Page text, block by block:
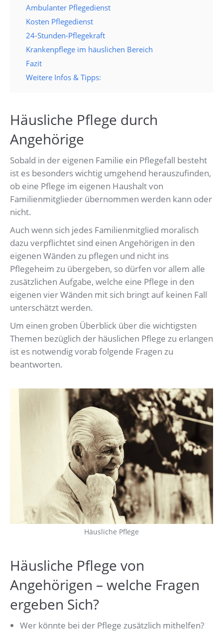
Ambulanter Pflegedienst
Kosten Pflegedienst
24-Stunden-Pflegekraft
Krankenpflege im häuslichen Bereich
Fazit
Weitere Infos & Tipps:
Häusliche Pflege durch
Angehörige
Sobald in der eigenen Familie ein Pflegefall besteht
ist es besonders wichtig umgehend herauszufinden,
ob eine Pflege im eigenen Haushalt von
Familienmitglieder übernommen werden kann oder
nicht.
Auch wenn sich jedes Familienmitglied moralisch
dazu verpflichtet sind einen Angehörigen in den
eigenen Wänden zu pflegen und nicht ins
Pflegeheim zu übergeben, so dürfen vor allem alle
zusätzlichen Aufgabe, welche eine Pflege in den
eigenen vier Wänden mit sich bringt auf keinen Fall
unterschätzt werden.
Um einen groben Überblick über die wichtigsten
Themen bezüglich der häuslichen Pflege zu erlangen
ist es notwendig vorab folgende Fragen zu
beantworten.
Häusliche Pflege
Häusliche Pflege von
Angehörigen – welche Fragen
ergeben Sich?
Wer könnte bei der Pflege zusätzlich mithelfen?